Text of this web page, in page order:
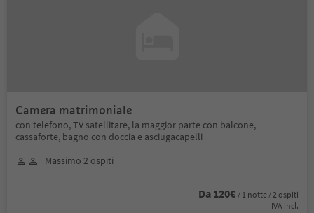
Camera matrimoniale
con telefono, TV satellitare, la maggior parte con balcone,
cassaforte, bagno con doccia e asciugacapelli
Massimo 2 ospiti
Da 120€ / 1 notte / 2 ospiti
IVA incl.